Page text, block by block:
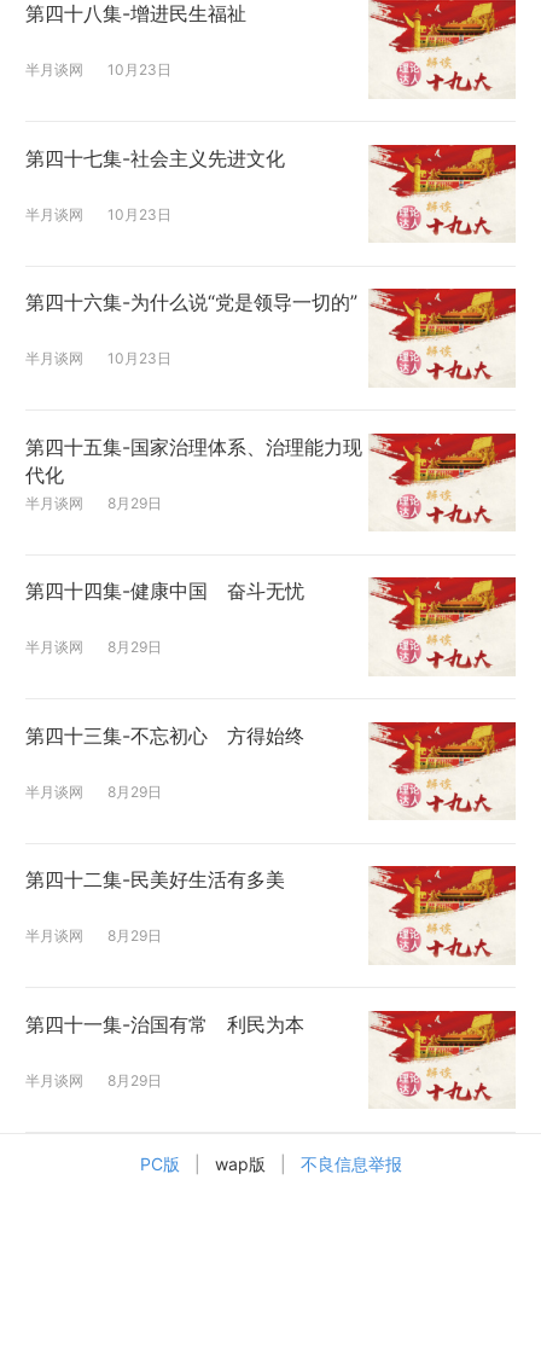
第四十八集-增进民生福祉
半月谈网 10月23日
第四十七集-社会主义先进文化
半月谈网 10月23日
第四十六集-为什么说“党是领导一切的”
半月谈网 10月23日
第四十五集-国家治理体系、治理能力现
代化
半月谈网 8月29日
第四十四集-健康中国 奋斗无忧
半月谈网 8月29日
第四十三集-不忘初心 方得始终
半月谈网 8月29日
第四十二集-民美好生活有多美
半月谈网 8月29日
第四十一集-治国有常 利民为本
半月谈网 8月29日
PC版 wap版 不良信息举报